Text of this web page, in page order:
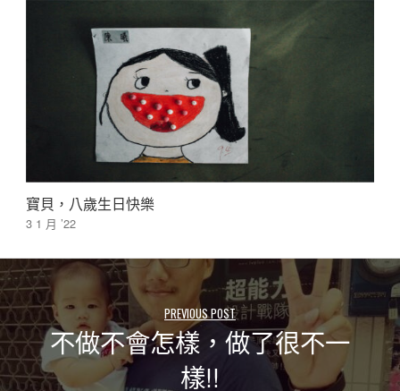
寶貝，八歲生日快樂
3 1 月 ’22
PREVIOUS POST
不做不會怎樣，做了很不一
樣!!